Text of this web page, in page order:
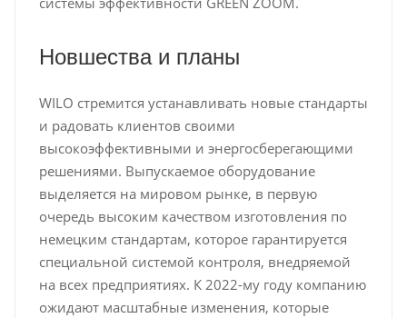
Новшества и планы
WILO стремится устанавливать новые стандарты
и радовать клиентов своими
высокоэффективными и энергосберегающими
решениями. Выпускаемое оборудование
выделяется на мировом рынке, в первую
очередь высоким качеством изготовления по
немецким стандартам, которое гарантируется
специальной системой контроля, внедряемой
на всех предприятиях. К 2022-му году компанию
ожидают масштабные изменения, которые